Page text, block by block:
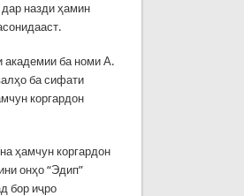
дар назди ҳамин
академии ба номи А.
ба сифати
коргардон
ҳамчун коргардон
онҳо “Эдип”
бор иҷро